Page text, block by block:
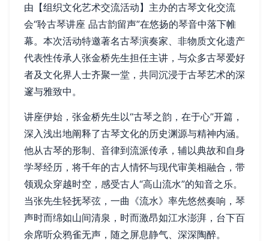
由【组织文化艺术交流活动】主办的古琴文化交流
会“聆古琴讲座 品古韵留声”在悠扬的琴音中落下帷
幕。本次活动特邀著名古琴演奏家、非物质文化遗产
代表性传承人张金桥先生担任主讲，与众多古琴爱好
者及文化界人士齐聚一堂，共同沉浸于古琴艺术的深
邃与雅致中。
讲座伊始，张金桥先生以“古琴之韵，在于心”开篇，
深入浅出地阐释了古琴文化的历史渊源与精神内涵。
他从古琴的形制、音律到流派传承，辅以典故和自身
学琴经历，将千年的古人情怀与现代审美相融合，带
领观众穿越时空，感受古人“高山流水”的知音之乐。
当张先生轻抚琴弦，一曲《流水》率先悠然奏响，琴
声时而绵如山间清泉，时而激昂如江水澎湃，台下百
余席听众鸦雀无声，随之屏息静气、深深陶醉。